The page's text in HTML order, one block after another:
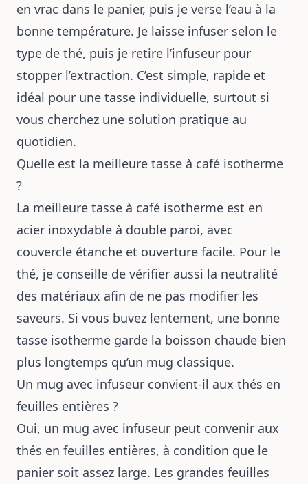
en vrac dans le panier, puis je verse l’eau à la
bonne température. Je laisse infuser selon le
type de thé, puis je retire l’infuseur pour
stopper l’extraction. C’est simple, rapide et
idéal pour une tasse individuelle, surtout si
vous cherchez une solution pratique au
quotidien.
Quelle est la meilleure tasse à café isotherme
?
La meilleure tasse à café isotherme est en
acier inoxydable à double paroi, avec
couvercle étanche et ouverture facile. Pour le
thé, je conseille de vérifier aussi la neutralité
des matériaux afin de ne pas modifier les
saveurs. Si vous buvez lentement, une bonne
tasse isotherme garde la boisson chaude bien
plus longtemps qu’un mug classique.
Un mug avec infuseur convient-il aux thés en
feuilles entières ?
Oui, un mug avec infuseur peut convenir aux
thés en feuilles entières, à condition que le
panier soit assez large. Les grandes feuilles